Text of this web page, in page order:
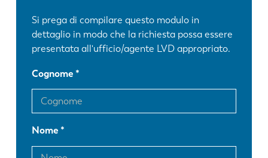
Si prega di compilare questo modulo in
dettaglio in modo che la richiesta possa essere
presentata all'ufficio/agente LVD appropriato.
Cognome
Nome